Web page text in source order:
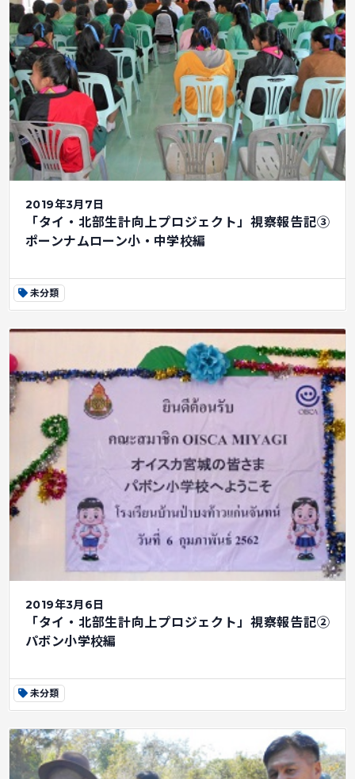
2019年3月7日
「タイ・北部生計向上プロジェクト」視察報告記③
ポーンナムローン小・中学校編
未分類
2019年3月6日
「タイ・北部生計向上プロジェクト」視察報告記②
パボン小学校編
未分類